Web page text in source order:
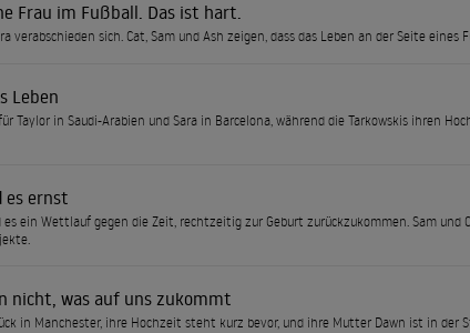
Frau im Fußball. Das ist hart.
verabschieden sich. Cat, Sam und Ash zeigen, dass das Leben an der Seite
Leben
Taylor in Saudi-Arabien und Sara in Barcelona, während die Tarkowskis ihren
es ernst
es ein Wettlauf gegen die Zeit, rechtzeitig zur Geburt zurückzukommen. Sam
nicht, was auf uns zukommt
in Manchester, ihre Hochzeit steht kurz bevor, und ihre Mutter Dawn ist in der